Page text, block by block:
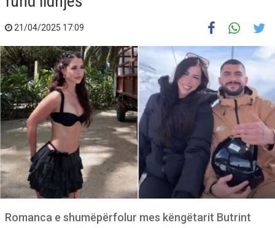
21/04/2025 17:09
Romanca e shumëpërfolur mes këngëtarit Butrint